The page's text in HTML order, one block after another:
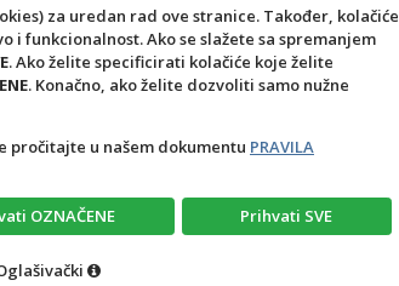
za uredan rad ove stranice. Također, kolačiće
i funkcionalnost. Ako se slažete sa spremanjem
. Ako želite specificirati kolačiće koje želite
. Konačno, ako želite dozvoliti samo nužne
pročitajte u našem dokumentu PRAVILA
OZNAČENE Prihvati SVE